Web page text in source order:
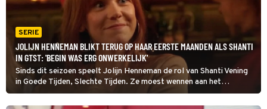
SERIE
JOLIJN HENNEMAN BLIKT TERUG OP HAAR EERSTE MAANDEN ALS SHANTI
IN GTST: 'BEGIN WAS ERG ONWERKELIJK'
Sinds dit seizoen speelt Jolijn Henneman de rol van Shanti Vening
in Goede Tijden, Slechte Tijden. Ze moest wennen aan het
personage, dat voorheen door Bertrie Wierenga werd gespeeld:
‘Jeetje, wat is ze pittig!’